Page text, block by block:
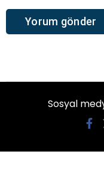
Sosyal